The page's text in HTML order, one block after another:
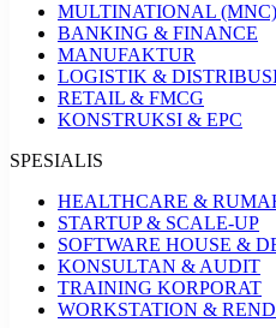
MULTINATIONAL (MNC)
BANKING & FINANCE
MANUFAKTUR
LOGISTIK &
RETAIL & FMCG
KONSTRUKSI & EPC
SPESIALIS
HEALTHCARE &
STARTUP & SCALE-UP
SOFTWARE HOUSE &
KONSULTAN & AUDIT
TRAINING KORPORAT
WORKSTATION &